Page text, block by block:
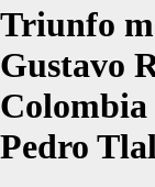
Triunfo
Gustavo
Pedro